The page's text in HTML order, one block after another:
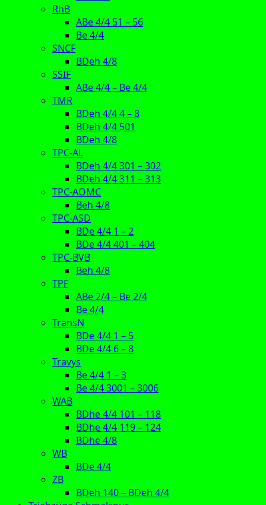
RhB
ABe 4/4 51 – 56
Be 4/4
SNCF
BDeh 4/8
SSIF
ABe 4/4 – Be 4/4
TMR
BDeh 4/4 4 – 8
BDeh 4/4 501
BDeh 4/8
TPC-AL
BDeh 4/4 301 – 302
BDeh 4/4 311 – 313
TPC-AOMC
Beh 4/8
TPC-ASD
BDe 4/4 1 – 2
BDe 4/4 401 – 404
TPC-BVB
Beh 4/8
TPF
ABe 2/4 – Be 2/4
Be 4/4
TransN
BDe 4/4 1 – 5
BDe 4/4 6 – 8
Travys
Be 4/4 1 – 3
Be 4/4 3001 – 3006
WAB
BDhe 4/4 101 – 118
BDhe 4/4 119 – 124
BDhe 4/8
WB
BDe 4/4
ZB
BDeh 140 – BDeh 4/4